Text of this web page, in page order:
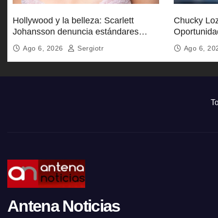
Hollywood y la belleza: Scarlett
Johansson denuncia estándares
inalcanzables
Ago 6, 2026 Sergiotr
Chucky
Galaxy
Ago 6,
Antena Noticias